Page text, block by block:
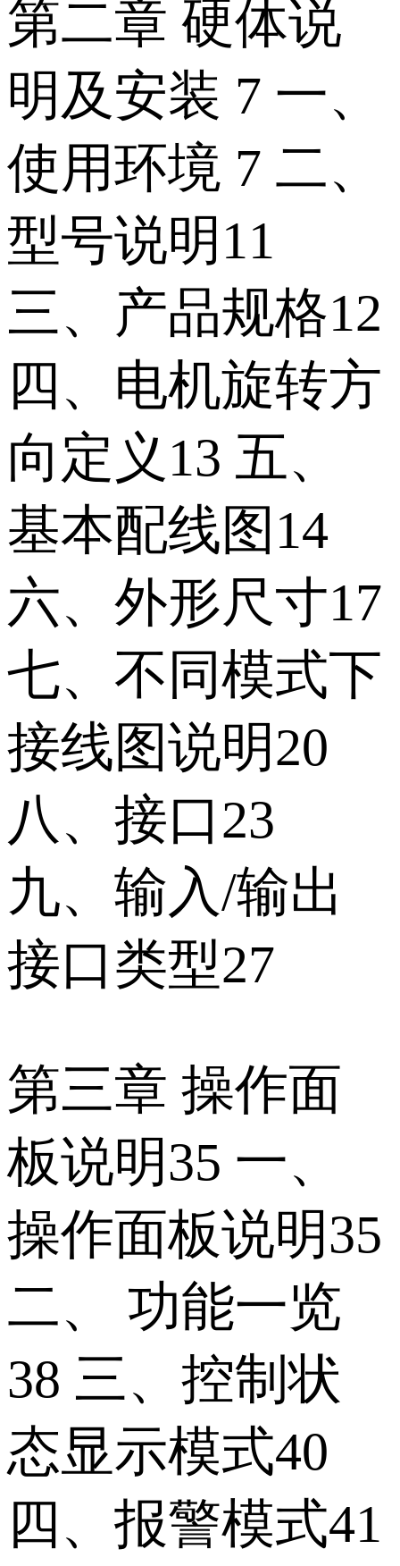
第二章 硬体说
明及安装 7 一、
使用环境 7 二、
型号说明11
三、产品规格12
四、电机旋转方
向定义13 五、
基本配线图14
六、外形尺寸17
七、不同模式下
接线图说明20
八、接口23
九、输入/输出
接口类型27
第三章 操作面
板说明35 一、
操作面板说明35
二、 功能一览
38 三、控制状
态显示模式40
四、报警模式41